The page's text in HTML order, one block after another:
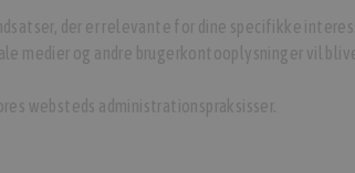
der er relevante for dine specifikke
medier og andre brugerkontooplysninger vil
websteds administrationspraksisser.